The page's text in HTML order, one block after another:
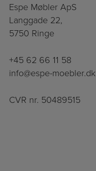
Espe Møbler ApS
Langgade 22,
5750 Ringe
+45 62 66 11 58
info@espe-moebler.dk
CVR nr. 50489515